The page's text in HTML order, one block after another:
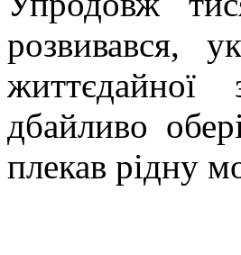
розвивався,
життєдайної
дбайливо
плекав рідну